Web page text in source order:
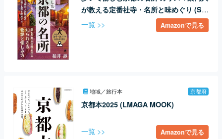
が教える定番社寺・名所と味めぐり (SB
新書 617)
一覧 >> Amazonで見る
地域／旅行本 京都府
京都本2025 (LMAGA MOOK)
一覧 >> Amazonで見る